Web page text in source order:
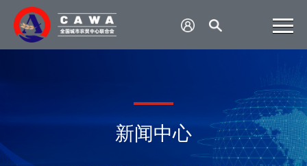
新闻中心